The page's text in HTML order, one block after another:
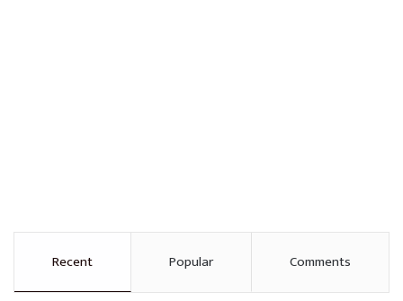
Recent Popular Comments